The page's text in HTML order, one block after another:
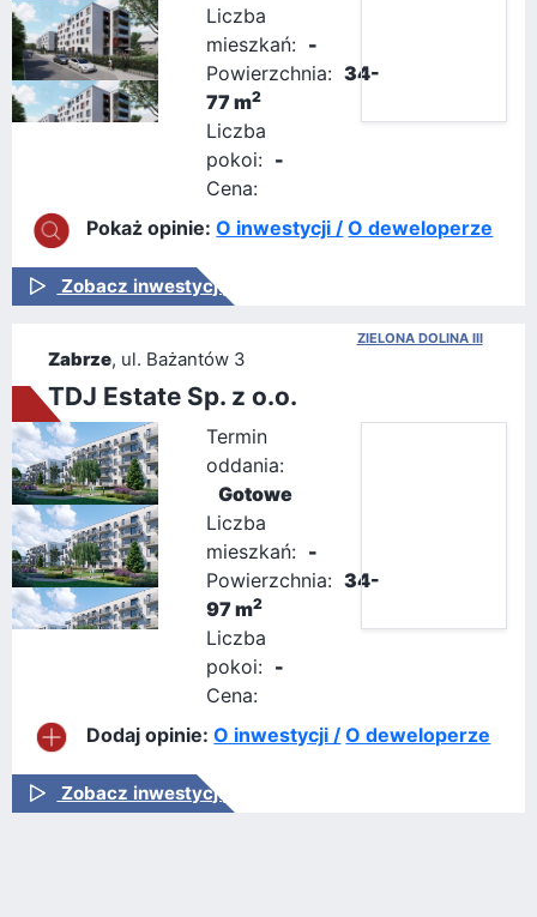
Liczba
mieszkań: -
Powierzchnia: 34-
77 m2
Liczba
pokoi: -
Cena:
Pokaż opinie:O inwestycji / O deweloperze
Zobacz inwestycję
ZIELONA DOLINA III
Zabrze, ul. Bażantów 3
TDJ Estate Sp. z o.o.
Termin
oddania:
Gotowe
Liczba
mieszkań: -
Powierzchnia: 34-
97 m2
Liczba
pokoi: -
Cena:
Dodaj opinie:O inwestycji / O deweloperze
Zobacz inwestycję